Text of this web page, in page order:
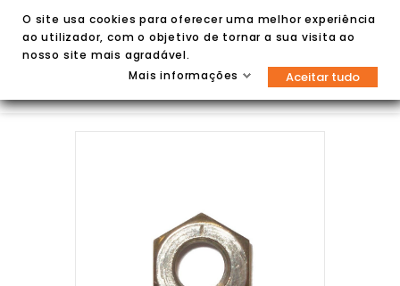

O site usa cookies para oferecer uma melhor experiência
ao utilizador, com o objetivo de tornar a sua visita ao
nosso site mais agradável.
Mais informações
Aceitar tudo